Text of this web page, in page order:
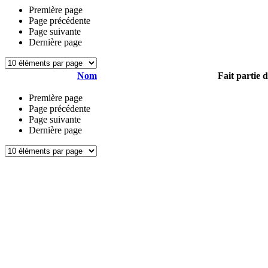
Première page
Page précédente
Page suivante
Dernière page
Nom Fait partie
Première page
Page précédente
Page suivante
Dernière page